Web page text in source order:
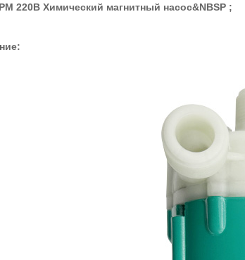
220В Химический магнитный насос&NBSP ;